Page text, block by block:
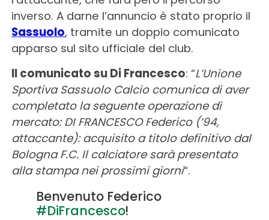
inverso. A darne l’annuncio è stato proprio il
Sassuolo, tramite un doppio comunicato
apparso sul sito ufficiale del club.
Il comunicato su Di Francesco: “L’Unione
Sportiva Sassuolo Calcio comunica di aver
completato la seguente operazione di
mercato: DI FRANCESCO Federico (’94,
attaccante): acquisito a titolo definitivo dal
Bologna F.C. Il calciatore sarà presentato
alla stampa nei prossimi giorni“.
Benvenuto Federico
#DiFrancesco!